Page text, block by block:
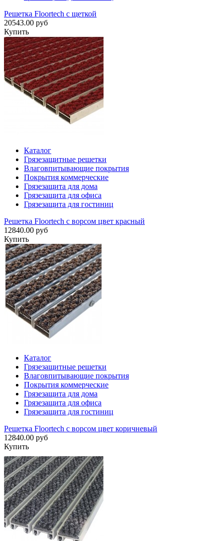
Решетка Floortech с щеткой
20543.00 руб
Купить
Каталог
Грязезащитные решетки
Влаговпитывающие покрытия
Покрытия коммерческие
Грязезащита для дома
Грязезащита для офиса
Грязезащита для гостиниц
Решетка Floortech с ворсом цвет красный
12840.00 руб
Купить
Каталог
Грязезащитные решетки
Влаговпитывающие покрытия
Покрытия коммерческие
Грязезащита для дома
Грязезащита для офиса
Грязезащита для гостиниц
Решетка Floortech с ворсом цвет коричневый
12840.00 руб
Купить